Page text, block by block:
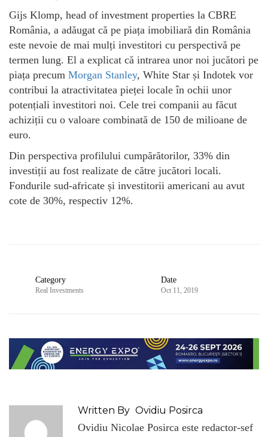
Gijs Klomp, head of investment properties la CBRE
România, a adăugat că pe piața imobiliară din România
este nevoie de mai mulți investitori cu perspectivă pe
termen lung. El a explicat că intrarea unor noi jucători pe
piața precum Morgan Stanley, White Star și Indotek vor
contribui la atractivitatea pieței locale în ochii unor
potențiali investitori noi. Cele trei companii au făcut
achiziții cu o valoare combinată de 150 de milioane de
euro.
Din perspectiva profilului cumpărătorilor, 33% din
investiții au fost realizate de către jucători locali.
Fondurile sud-africate și investitorii americani au avut
cote de 30%, respectiv 12%.
Category
Real Investments
Date
Oct 11, 2019
Written By Ovidiu Posirca
Ovidiu Nicolae Posirca este redactor-sef